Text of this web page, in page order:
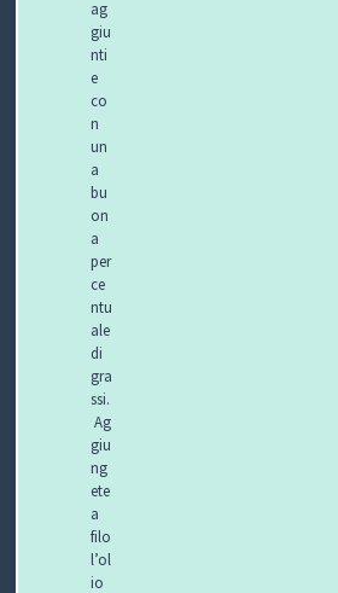
ag
giu
nti
e
co
n
un
a
bu
on
a
per
ce
ntu
ale
di
gra
ssi.
Ag
giu
ng
ete
a
filo
l’ol
io